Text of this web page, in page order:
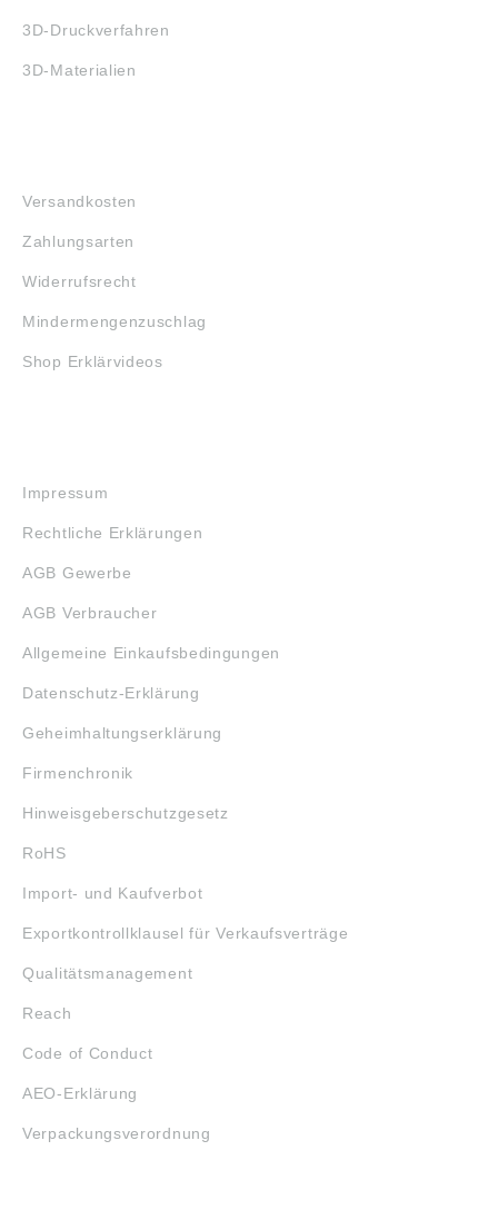
3D-Druckverfahren
3D-Materialien
Versandkosten
Zahlungsarten
Widerrufsrecht
Mindermengenzuschlag
Shop Erklärvideos
Impressum
Rechtliche Erklärungen
AGB Gewerbe
AGB Verbraucher
Allgemeine Einkaufsbedingungen
Datenschutz-Erklärung
Geheimhaltungserklärung
Firmenchronik
Hinweisgeberschutzgesetz
RoHS
Import- und Kaufverbot
Exportkontrollklausel für Verkaufsverträge
Qualitätsmanagement
Reach
Code of Conduct
AEO-Erklärung
Verpackungsverordnung